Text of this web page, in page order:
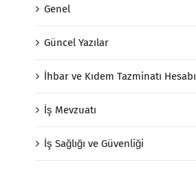
Genel
Güncel Yazılar
İhbar ve Kıdem Tazminatı Hesabı
İş Mevzuatı
İş Sağlığı ve Güvenliği